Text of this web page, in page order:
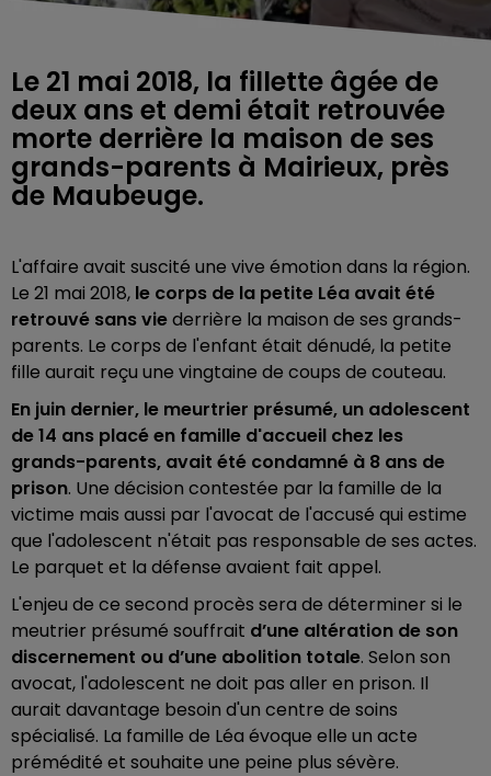
Le 21 mai 2018, la fillette âgée de
deux ans et demi était retrouvée
morte derrière la maison de ses
grands-parents à Mairieux, près
de Maubeuge.
L'affaire avait suscité une vive émotion dans la région.
Le 21 mai 2018, le corps de la petite Léa avait été
retrouvé sans viederrière la maison de ses grands-
parents. Le corps de l'enfant était dénudé, la petite
fille aurait reçu une vingtaine de coups de couteau.
En juin dernier, le meurtrier présumé, un adolescent
de 14 ans placé en famille d'accueil chez les
grands-parents, avait été condamné à 8 ans de
prison. Une décision contestée par la famille de la
victime mais aussi par l'avocat de l'accusé qui estime
que l'adolescent n'était pas responsable de ses actes.
Le parquet et la défense avaient fait appel.
L'enjeu de ce second procès sera de déterminer si le
meutrier présumé souffrait d’une altération de son
discernement ou d’une abolition totale. Selon son
avocat, l'adolescent ne doit pas aller en prison. Il
aurait davantage besoin d'un centre de soins
spécialisé. La famille de Léa évoque elle un acte
prémédité et souhaite une peine plus sévère.